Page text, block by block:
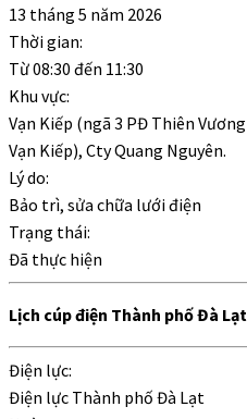
13 tháng 5 năm 2026
Thời gian:
Từ08:30 đến 11:30
Khu vực:
Vạn Kiếp (ngã 3 PĐ Thiên
Vạn Kiếp), Cty Quang Nguyên.
Lý do:
Bảo trì, sửa chữa lưới điện
Trạng thái:
Đã thực hiện
Lịch cúp điện Thành phố Đà
Điện lực:
Điện lực Thành phố Đà Lạt